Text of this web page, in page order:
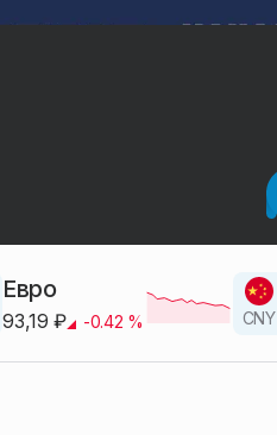
Евро
93,19 ₽ -0.42 % CNY